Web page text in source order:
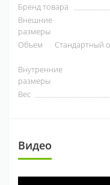
Бренд товара
Внешние
размеры
Объем
Стандартный
Внутренние
размеры
Вес
Видео